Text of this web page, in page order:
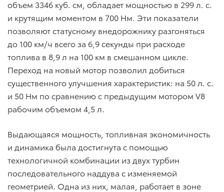
объем 3346 куб. см, обладает мощностью в 299 л. с.
и крутящим моментом в 700 Нм. Эти показатели
позволяют статусному внедорожнику разгоняться
до 100 км/ч всего за 6,9 секунды при расходе
топлива в 8,9 л на 100 км в смешанном цикле.
Переход на новый мотор позволил добиться
существенного улучшения характеристик: на 50 л. с.
и 50 Нм по сравнению с предыдущим мотором V8
рабочим объемом 4,5 л.
Выдающаяся мощность, топливная экономичность
и динамика была достигнута с помощью
технологичной комбинации из двух турбин
последовательного наддува с изменяемой
геометрией. Одна из них, малая, работает в зоне